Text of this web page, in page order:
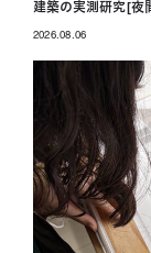
建築の実測研究[夜
2026.08.06